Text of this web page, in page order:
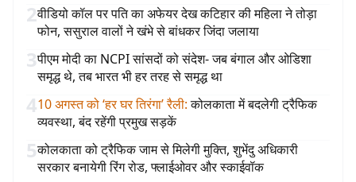
2वीडियो कॉल पर पति का अफेयर देख कटिहार की महिला ने तोड़ा
फोन, ससुराल वालों ने खंभे से बांधकर जिंदा जलाया
3पीएम मोदी का NCPI सांसदों को संदेश- जब बंगाल और ओडिशा
समृद्ध थे, तब भारत भी हर तरह से समृद्ध था
410 अगस्त को ‘हर घर तिरंगा’ रैली: कोलकाता में बदलेगी ट्रैफिक
व्यवस्था, बंद रहेंगी प्रमुख सड़कें
5कोलकाता को ट्रैफिक जाम से मिलेगी मुक्ति, शुभेंदु अधिकारी
सरकार बनायेगी रिंग रोड, फ्लाईओवर और स्काईवॉक